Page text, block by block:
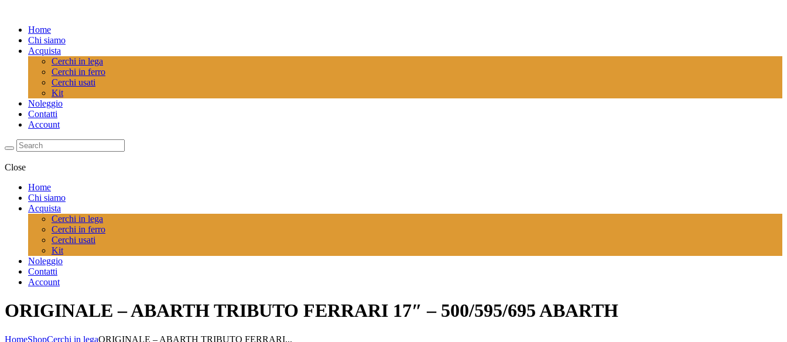
Home
Chi siamo
Acquista
Cerchi in lega
Cerchi in ferro
Cerchi usati
Kit
Noleggio
Contatti
Account
Close
Home
Chi siamo
Acquista
Cerchi in lega
Cerchi in ferro
Cerchi usati
Kit
Noleggio
Contatti
Account
ORIGINALE – ABARTH TRIBUTO FERRARI 17″ – 500/595/695 ABARTH
HomeShopCerchi in legaORIGINALE – ABARTH TRIBUTO FERRARI...